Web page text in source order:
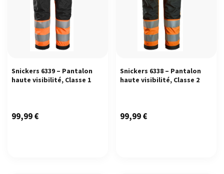
Snickers 6339 – Pantalon
haute visibilité, Classe 1
99,99€
Snickers 6338 – Pantalon
haute visibilité, Classe 2
99,99€